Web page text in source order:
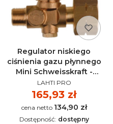
Regulator niskiego
ciśnienia gazu płynnego
Mini Schweisskraft -
1711522
PRODUCENT
LAHTI PRO
Cena
165,93 zł
Cena 134,90 zł
Dostępność: dostępny